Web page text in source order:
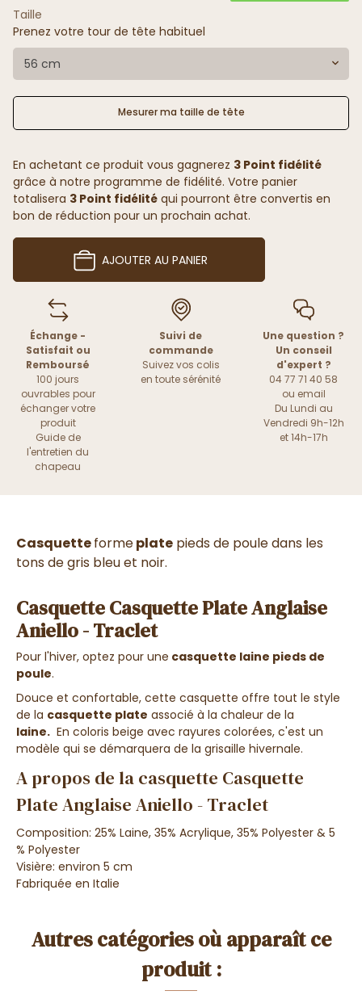
Taille
Prenez votre tour de tête habituel
56 cm
Mesurer ma taille de tête
En achetant ce produit vous gagnerez 3 Point fidélité
grâce à notre programme de fidélité. Votre panier
totalisera 3 Point fidélité qui pourront être convertis en
bon de réduction pour un prochain achat.
AJOUTER AU PANIER
Échange -
Satisfait ou
Remboursé
100 jours
ouvrables pour
échanger votre
produit
Guide de
l'entretien du
chapeau
Suivi de
commande
Suivez vos colis
en toute sérénité
Une question ?
Un conseil
d'expert ?
04 77 71 40 58
ou email
Du Lundi au
Vendredi 9h-12h
et 14h-17h
Casquetteformeplate pieds de poule dans les
tons de gris bleu et noir.
Casquette Casquette Plate Anglaise
Aniello - Traclet
Pour l'hiver, optez pour une casquette laine pieds de
poule.
Douce et confortable, cette casquette offre tout le style
de la casquette plate associé à la chaleur de la
laine. En coloris beige avec rayures colorées, c'est un
modèle qui se démarquera de la grisaille hivernale.
A propos de la casquette Casquette
Plate Anglaise Aniello - Traclet
Composition: 25% Laine, 35% Acrylique, 35% Polyester & 5
% Polyester
Visière: environ 5 cm
Fabriquée en Italie
Autres catégories où apparaît ce
produit :